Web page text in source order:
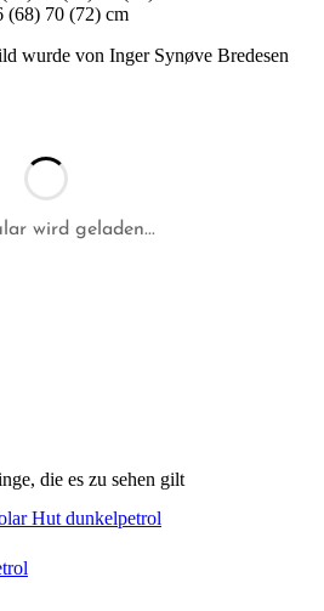
(68) 70 (72) cm
wurde von Inger Synøve Bredesen
wird geladen...
die es zu sehen gilt
Hut dunkelpetrol